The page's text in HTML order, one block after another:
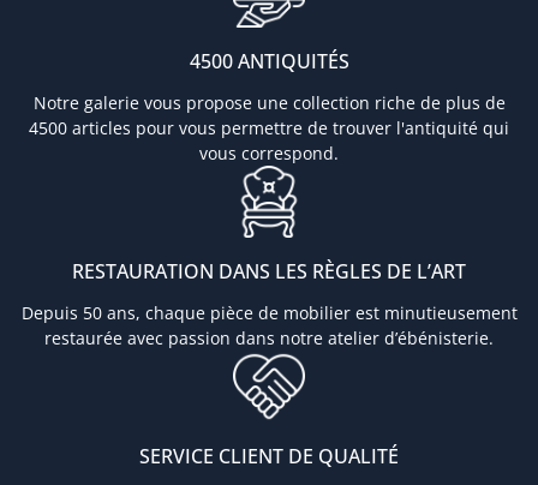
4500 ANTIQUITÉS
Notre galerie vous propose une collection riche de plus de
4500 articles pour vous permettre de trouver l'antiquité qui
vous correspond.
RESTAURATION DANS LES RÈGLES DE L’ART
Depuis 50 ans, chaque pièce de mobilier est minutieusement
restaurée avec passion dans notre atelier d’ébénisterie.
SERVICE CLIENT DE QUALITÉ